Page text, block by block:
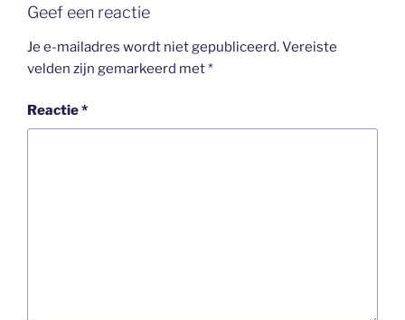
Geef een reactie
Je e-mailadres wordt niet gepubliceerd.Vereiste
velden zijn gemarkeerd met*
Reactie*